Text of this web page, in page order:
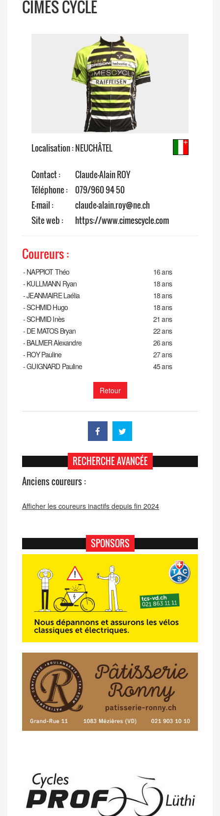
CIMES CYCLE
Localisation : NEUCHÂTEL
Contact :
Claude-Alain ROY
Téléphone : 079/960 94 50
E-mail :
claude-alain.roy@ne.ch
Site web :
https://www.cimescycle.com
Coureurs :
- NAPPIOT Théo
16 ans
- KULLMANN Ryan
18 ans
-JEANMAIRE Laélia
18 ans
-SCHMID Hugo
18 ans
-SCHMID Inès
21 ans
- DE MATOS Bryan
22 ans
- BALMER Alexandre
26 ans
- ROY Pauline
27 ans
-GUIGNARD Pauline 45 ans
Retour
RECHERCHE AVANCÉE
Anciens coureurs :
Afficher les coureurs inactifs depuis fin 2024
SPONSORS